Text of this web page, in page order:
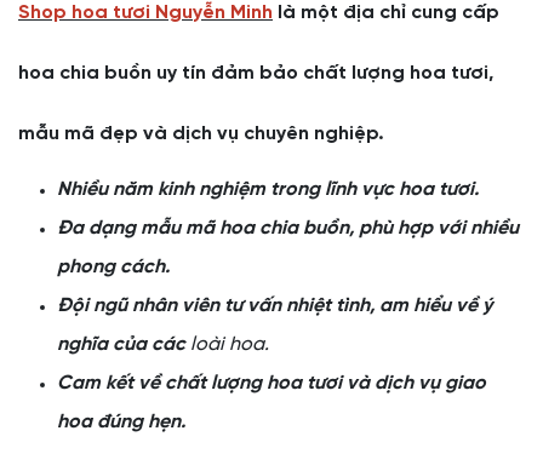
Shop hoa tươi Nguyễn Minh là một địa chỉ cung cấp
hoa chia buồn uy tín đảm bảo chất lượng hoa tươi,
mẫu mã đẹp và dịch vụ chuyên nghiệp.
Nhiều năm kinh nghiệm trong lĩnh vực hoa tươi.
Đa dạng mẫu mã hoa chia buồn, phù hợp với nhiều
phong cách.
Đội ngũ nhân viên tư vấn nhiệt tình, am hiểu về ý
nghĩa của cácloài hoa.
Cam kết về chất lượng hoa tươi và dịch vụ giao
hoa đúng hẹn.